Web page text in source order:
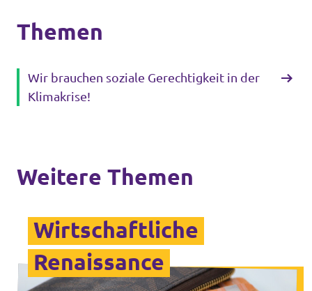
Themen
Wir brauchen soziale Gerechtigkeit in der
Klimakrise!
Weitere Themen
Wirtschaftliche
Renaissance